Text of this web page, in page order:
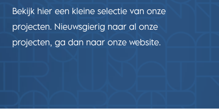
Bekijk hier een kleine selectie van onze
projecten. Nieuwsgierig naar al onze
projecten, ga dan naar onze website.